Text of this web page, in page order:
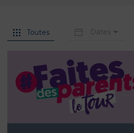
Toutes Dates